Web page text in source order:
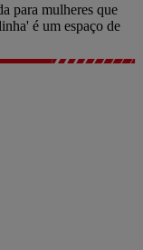
para mulheres que
é um espaço de